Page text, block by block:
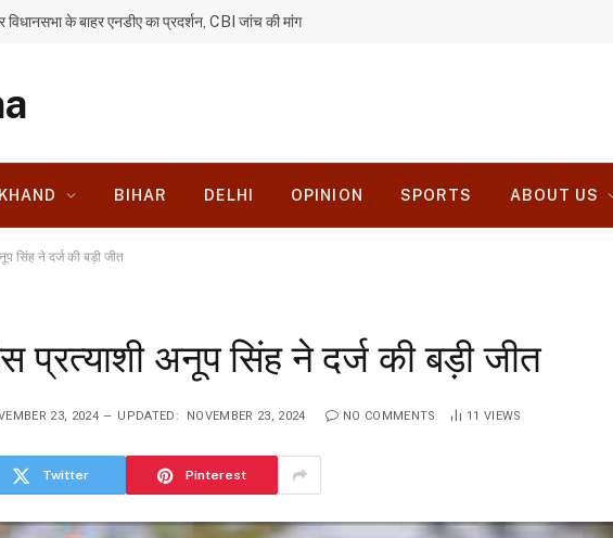
विधानसभा के बाहर एनडीए का प्रदर्शन, CBI जांच की मांग
BIHAR DELHI OPINION SPORTS ABOUT US
सिंह ने दर्ज की बड़ी जीत
प्रत्याशी अनूप सिंह ने दर्ज की बड़ी जीत
23, 2024 UPDATED: NOVEMBER 23, 2024 NO COMMENTS 11 VIEWS
Twitter Pinterest